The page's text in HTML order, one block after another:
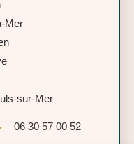
Mer
sur-Mer
06 30 57 00 52